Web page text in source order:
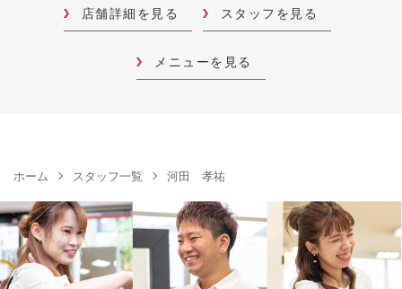
店舗詳細を見る スタッフを見る
メニューを見る
ホーム スタッフ一覧 河田 孝祐